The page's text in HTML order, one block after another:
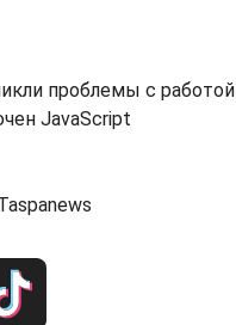
проблемы с работой
JavaScript